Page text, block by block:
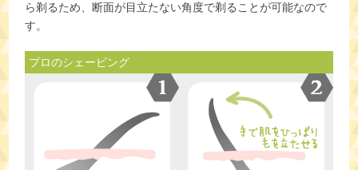
ら剃るため、断面が目立たない角度で剃ることが可能なので
す。
プロのシェービング